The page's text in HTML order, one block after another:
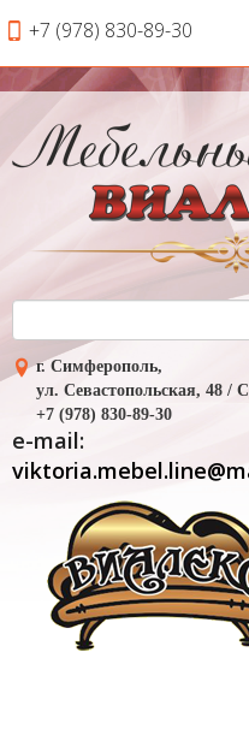
+7 (978) 830-89-30
г. Симферополь,
ул. Севастопольская, 48 /
+7 (978) 830-89-30
e-mail: